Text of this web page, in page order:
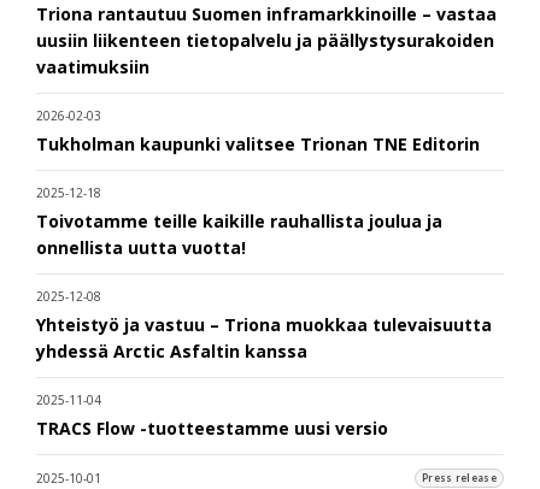
Triona rantautuu Suomen inframarkkinoille – vastaa
uusiin liikenteen tietopalvelu ja päällystysurakoiden
vaatimuksiin
2026-02-03
Tukholman kaupunki valitsee Trionan TNE Editorin
2025-12-18
Toivotamme teille kaikille rauhallista joulua ja
onnellista uutta vuotta!
2025-12-08
Yhteistyö ja vastuu – Triona muokkaa tulevaisuutta
yhdessä Arctic Asfaltin kanssa
2025-11-04
TRACS Flow -tuotteestamme uusi versio
2025-10-01 Press release